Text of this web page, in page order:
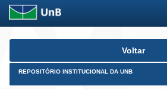
Skip
Voltar
REPOSITÓRIO INSTITUCIONAL DA UNB